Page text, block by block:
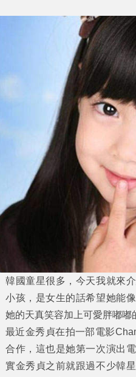
韓國童星很多，今天我就來
小孩，是女生的話希望她能
她的天真笑容加上可愛胖嘟嘟
最近金秀貞在拍一部電影
合作，這也是她第一次演出
實金秀貞之前就跟過不少韓